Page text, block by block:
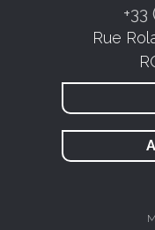
+33
Rue